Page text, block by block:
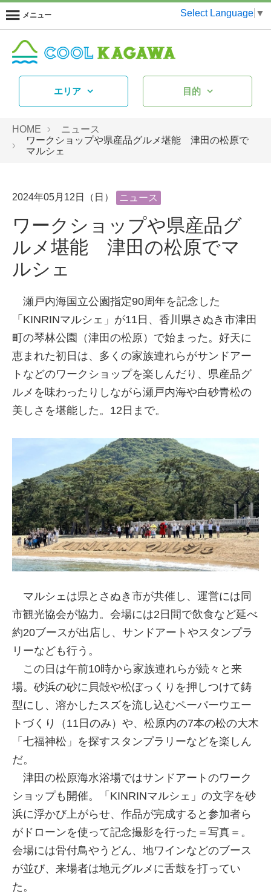
メニュー Select Language ▼
エリア 目的
HOME
ニュース
ワークショップや県産品グルメ堪能 津田の松原で
マルシェ
2024年05月12日（日） ニュース
ワークショップや県産品グ
ルメ堪能 津田の松原でマ
ルシェ
瀬戸内海国立公園指定90周年を記念した
「KINRINマルシェ」が11日、香川県さぬき市津田
町の琴林公園（津田の松原）で始まった。好天に
恵まれた初日は、多くの家族連れらがサンドアー
トなどのワークショップを楽しんだり、県産品グ
ルメを味わったりしながら瀬戸内海や白砂青松の
美しさを堪能した。12日まで。
マルシェは県とさぬき市が共催し、運営には同
市観光協会が協力。会場には2日間で飲食など延べ
約20ブースが出店し、サンドアートやスタンプラ
リーなども行う。
この日は午前10時から家族連れらが続々と来
場。砂浜の砂に貝殻や松ぼっくりを押しつけて鋳
型にし、溶かしたスズを流し込むペーパーウエー
トづくり（11日のみ）や、松原内の7本の松の大木
「七福神松」を探すスタンプラリーなどを楽しん
だ。
津田の松原海水浴場ではサンドアートのワーク
ショップも開催。「KINRINマルシェ」の文字を砂
浜に浮かび上がらせ、作品が完成すると参加者ら
がドローンを使って記念撮影を行った＝写真＝。
会場には骨付鳥やうどん、地ワインなどのブース
が並び、来場者は地元グルメに舌鼓を打ってい
た。